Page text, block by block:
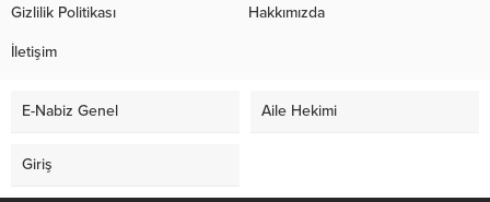
Gizlilik Politikası Hakkımızda
İletişim
E-Nabiz Genel Aile Hekimi
Giriş